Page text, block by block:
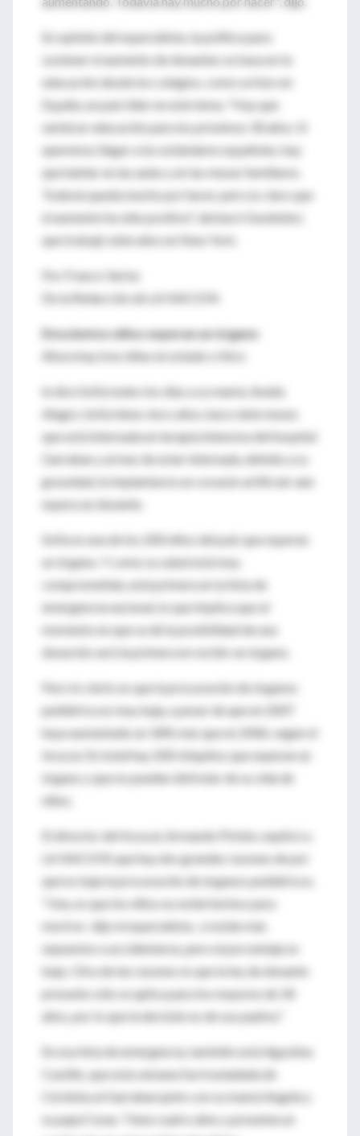
En opinión del especialista, la política para
sostener el aumento de donantes se basa en la
educación desde los colegios, como se hizo en
España, un país líder en este tema. "Hay que
sembrar educación para los próximos 30 años. Si
queremos llegar a los estándares españoles, hay
que hablar en las aulas y en las mesas familiares.
Todavía queda mucho por hacer, pero es claro que
el aumento ha sido positivo", destacó Gondolesi,
que trabajó siete años en New York.
Por Franco Varise
De la Redacción de LA NACION
Doscientos niños esperan un órgano
Ahora hay tres niñas en estado crítico
le dice Sofía todos los días a su mamá, Analía
Alegre. Sofía tiene cinco años, hace siete meses
que está internada en terapia intensiva del hospital
Garrahan y al mes de estar internada, debido a su
gravedad, le implantaron un corazón artificial: aún
espera un donante.
Sofía es una de los 200 niños del país que esperan
un órgano. Y como su salud está muy
comprometida, está primera en la lista de
emergencia nacional, lo que implica que al
momento en que se dé la posibilidad de una
donación será la primera en recibir un órgano.
Pero lo cierto es que la procuración de órganos
pediátrica es muy baja, a pesar de que en 2007
haya aumentado un 18% más que en 2006, según el
Incucai. En total hay 200 chiquitos que esperan un
órgano y que no pueden disfrutar de su vida de
niños.
El director del Incucai, Armando Pichón, explicó a
LA NACION que hay dos grandes razones de por
qué es baja la procuración de órganos pediátricos.
"Una, es que los niños no están hechos para
morirse -dijo el especialista-, sí están más
expuestos a accidentarse, pero el porcentaje es
bajo. Otra de las razones es que la ley de donante
presunto sólo se aplica para los mayores de 18
años, por lo que la decisión es de sus padres."
En esa lista de emergencia, también está Agustina
Castillo, que esta semana fue trasladada de
Córdoba al Garrahan junto con su mamá Angela y
su papá Cesar. Tiene cuatro años y presenta un